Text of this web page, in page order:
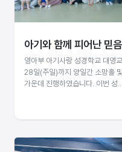
아기와 함께 피어난 믿
영아부 아기사랑 성경학교 대영
28일(주일)까지 양일간 소망홀
가운데 진행하였습니다. 이번 성...